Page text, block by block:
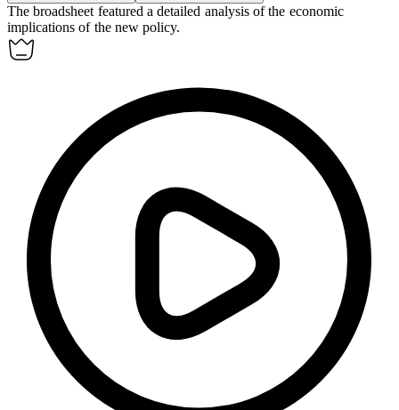
Thebroadsheet featured a detailed analysis of the economic
implications of the new policy.